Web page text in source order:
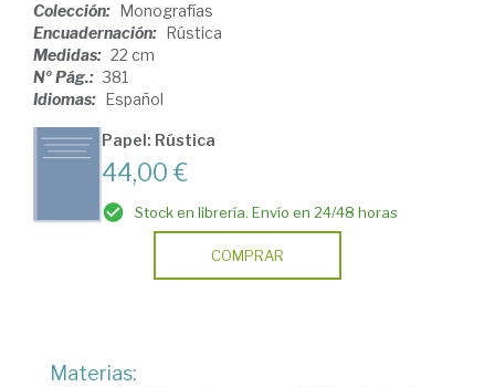
Colección: Monografías
Encuadernación: Rústica
Medidas: 22 cm
Nº Pág.: 381
Idiomas: Español
Papel: Rústica
44,00 €
Stock en librería. Envío en 24/48 horas
COMPRAR
Materias: